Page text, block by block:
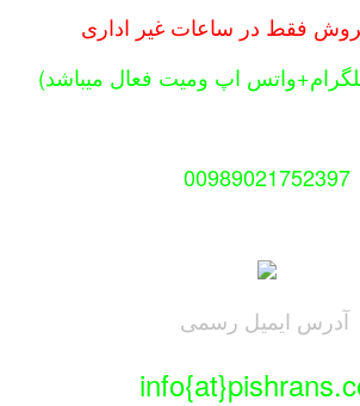
در ساعات غیر اداری
اپ ومیت فعال میباشد)
رسمی